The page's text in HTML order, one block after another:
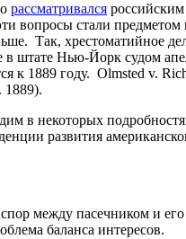
рассматривался
вопросы стали предметом
Так, хрестоматийное
в штате Нью-Йорк судом
к 1889 году. Olmsted v.
1889).
в некоторых
развития
между пасечником и
баланса интересов.